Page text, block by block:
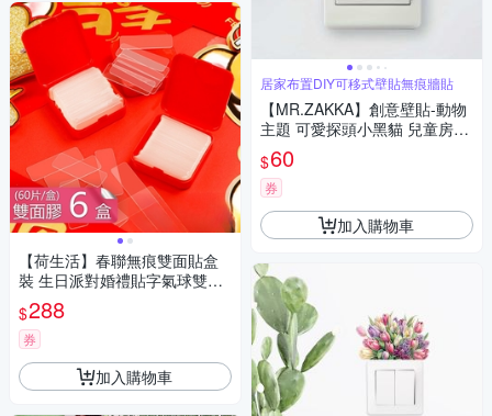
【荷生活】春聯無痕雙面貼盒
裝 生日派對婚禮貼字氣球雙面
膠-6盒
$288
券
加入購物車
居家布置DIY可移式壁貼無痕牆貼
【MR.ZAKKA】創意壁貼-動物
主題 可愛探頭小黑貓 兒童房布
置 DIY可移式壁貼 無痕壁貼 牆
貼
$60
券
加入購物車